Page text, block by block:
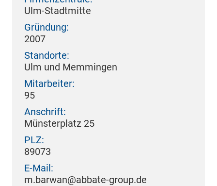
Ulm-Stadtmitte
Gründung:
2007
Standorte:
Ulm und Memmingen
Mitarbeiter:
95
Anschrift:
Münsterplatz 25
PLZ:
89073
E-Mail:
m.barwan@abbate-group.de